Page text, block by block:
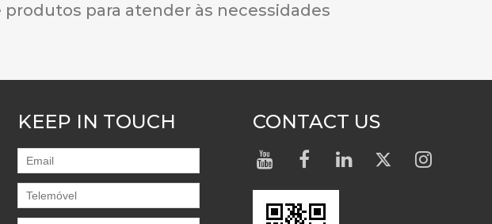
produtos para atender às necessidades
KEEP IN TOUCH CONTACT US